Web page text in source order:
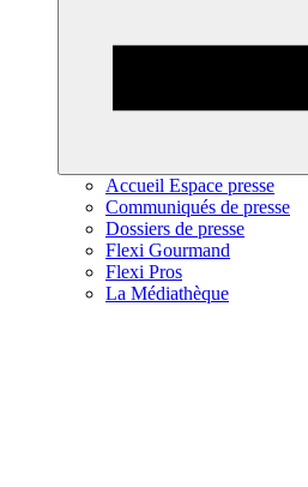
Accueil Espace presse
Communiqués de presse
Dossiers de presse
Flexi Gourmand
Flexi Pros
La Médiathèque